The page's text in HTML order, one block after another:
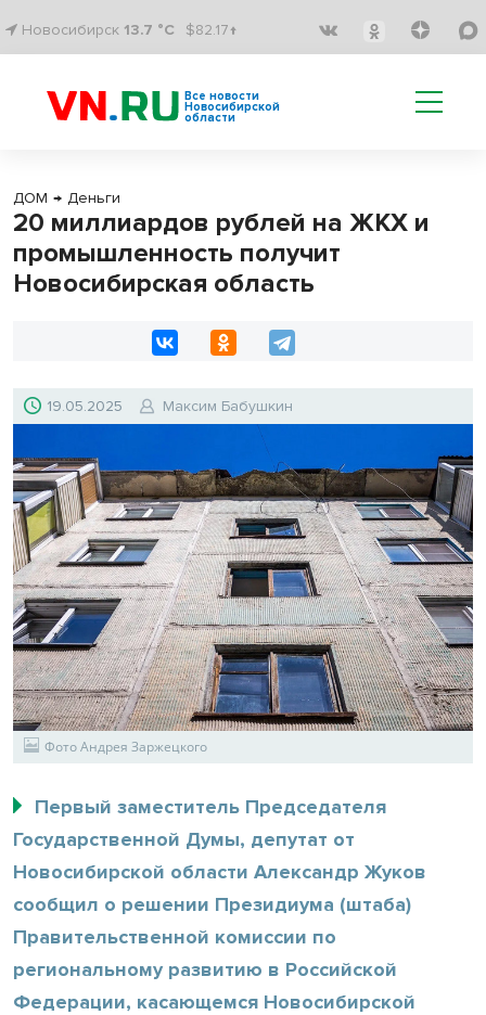
Новосибирск 13.7 °C $82.17↑
Все новости
Новосибирской
области
ДОМ → Деньги
20 миллиардов рублей на ЖКХ и
промышленность получит
Новосибирская область
19.05.2025 Максим Бабушкин
Фото Андрея Заржецкого
Первый заместитель Председателя
Государственной Думы, депутат от
Новосибирской области Александр Жуков
сообщил о решении Президиума (штаба)
Правительственной комиссии по
региональному развитию в Российской
Федерации, касающемся Новосибирской